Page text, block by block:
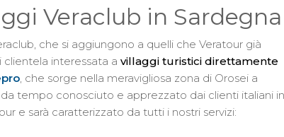
Veraclub in Sardegna
che si aggiungono a quelli che Veratour già
interessata a villaggi turistici direttamente
, che sorge nella meravigliosa zona di Orosei a
tempo conosciuto e apprezzato dai clienti italiani in
e sarà caratterizzato da tutti i nostri servizi: